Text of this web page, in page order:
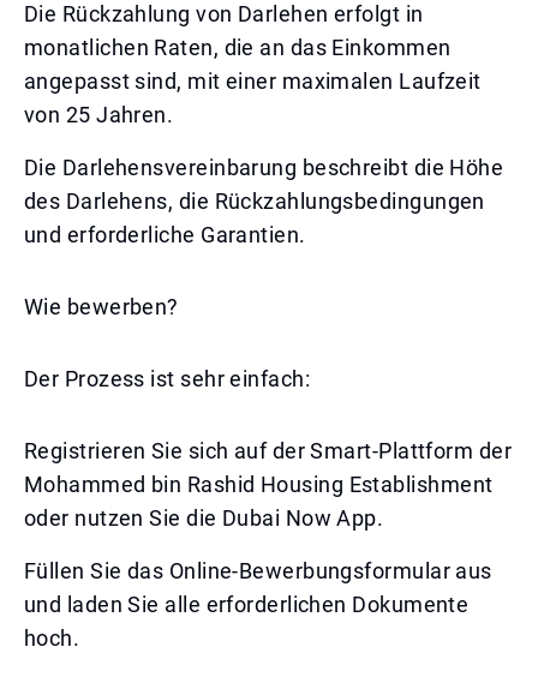
Die Rückzahlung von Darlehen erfolgt in
monatlichen Raten, die an das Einkommen
angepasst sind, mit einer maximalen Laufzeit
von 25 Jahren.
Die Darlehensvereinbarung beschreibt die Höhe
des Darlehens, die Rückzahlungsbedingungen
und erforderliche Garantien.
Wie bewerben?
Der Prozess ist sehr einfach:
Registrieren Sie sich auf der Smart-Plattform der
Mohammed bin Rashid Housing Establishment
oder nutzen Sie die Dubai Now App.
Füllen Sie das Online-Bewerbungsformular aus
und laden Sie alle erforderlichen Dokumente
hoch.